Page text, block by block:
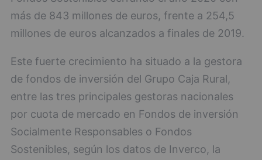
más de 843 millones de euros, frente a 254,5
millones de euros alcanzados a finales de 2019.
Este fuerte crecimiento ha situado a la gestora
de fondos de inversión del Grupo Caja Rural,
entre las tres principales gestoras nacionales
por cuota de mercado en Fondos de inversión
Socialmente Responsables o Fondos
Sostenibles, según los datos de Inverco, la